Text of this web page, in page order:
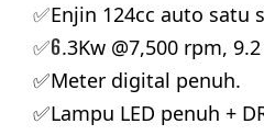
✅Enjin 124cc auto satu
✅6.3Kw @7,500 rpm,
✅Meter digital penuh.
✅Lampu LED penuh +